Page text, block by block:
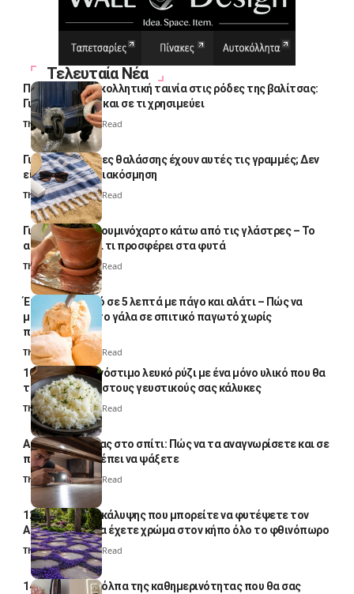
Τελευταία Νέα
Πολλοί βάζουν κολλητική ταινία στις ρόδες της βαλίτσας:
Γιατί το κάνουν και σε τι χρησιμεύει
Thali Ombre4 Min Read
Γιατί οι πετσέτες θαλάσσης έχουν αυτές τις γραμμές; Δεν
είναι μόνο για διακόσμηση
Thali Ombre5 Min Read
Γιατί βάζουν αλουμινόχαρτο κάτω από τις γλάστρες – Το
απλό κόλπο και τι προσφέρει στα φυτά
Thali Ombre4 Min Read
Έτοιμο παγωτό σε 5 λεπτά με πάγο και αλάτι – Πώς να
μετατρέψετε το γάλα σε σπιτικό παγωτό χωρίς
παγωτομηχανή
Thali Ombre 4 Min Read
10 φορές ποιο νόστιμο λευκό ρύζι με ένα μόνο υλικό που θα
το απογειώσει στους γευστικούς σας κάλυκες
Thali Ombre4 Min Read
Αυγά κατσαρίδας στο σπίτι: Πώς να τα αναγνωρίσετε και σε
ποια σημεία πρέπει να ψάξετε
Thali Ombre4 Min Read
12 φυτά εδαφοκάλυψης που μπορείτε να φυτέψετε τον
Αύγουστο για να έχετε χρώμα στον κήπο όλο το φθινόπωρο
Thali Ombre7 Min Read
14 πανέξυπνα κόλπα της καθημερινότητας που θα σας